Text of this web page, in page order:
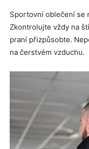
Sportovní oblečení se
Zkontrolujte vždy na
praní přizpůsobte.
na čerstvém vzduchu.